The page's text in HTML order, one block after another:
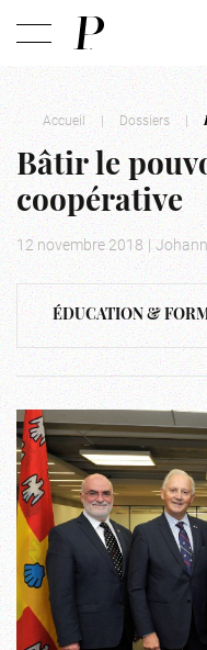
Accueil | Dossiers |
Bâtir le
coopérative
12 novembre 2018 |
ÉDUCATION &